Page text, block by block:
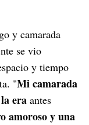
y camarada
se vio
y tiempo
"Mi camarada
era antes
amoroso y una